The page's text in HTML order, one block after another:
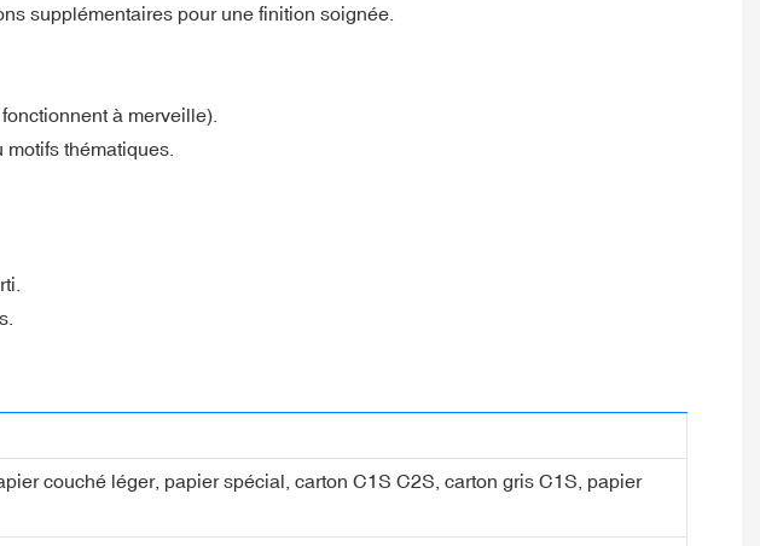
supplémentaires pour une finition soignée.
à merveille).
thématiques.
couché léger, papier spécial, carton C1S C2S, carton gris C1S, papier